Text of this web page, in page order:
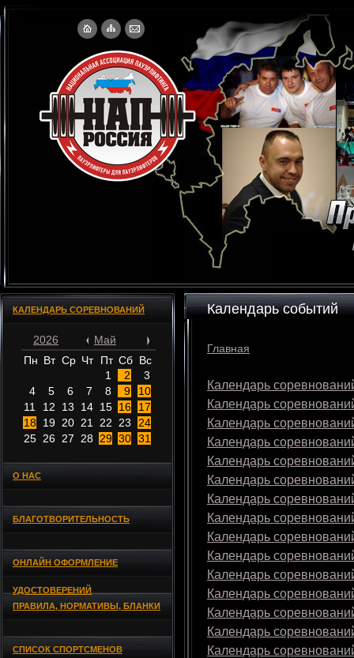
КАЛЕНДАРЬ СОРЕВНОВАНИЙ
2026
Май
Пн Вт Ср Чт Пт Сб Вс
1
2
3
4
5 6 7 8 9
10
11
12 13 14 15 16
17
18 19 20 21 22 23
24
25 26 27 28 29 30 31
О НАС
БЛАГОТВОРИТЕЛЬНОСТЬ
ОНЛАЙН ОФОРМЛЕНИЕ
УДОСТОВЕРЕНИЙ
ПРАВИЛА, НОРМАТИВЫ, БЛАНКИ
СПИСОК СПОРТСМЕНОВ
Календарь событий
Главная
Календарь
Календарь
Календарь
Календарь
Календарь
Календарь
Календарь
Календарь
Календарь
Календарь
Календарь
Календарь
Календарь
Календарь
Календарь